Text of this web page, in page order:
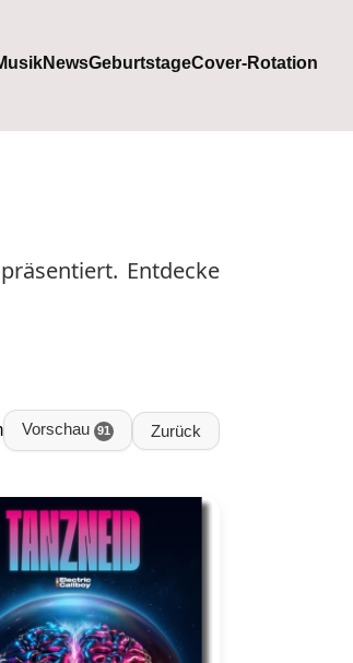
NewsGeburtstageCover-Rotation
Entdecke
Vorschau 91 Zurück